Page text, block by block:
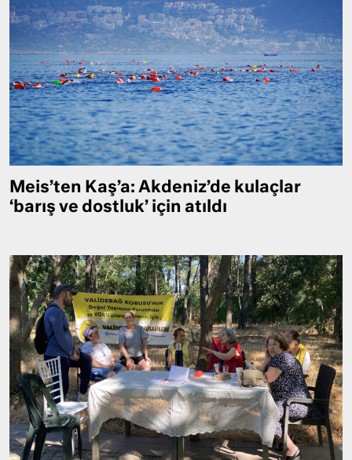
Meis’ten Kaş’a: Akdeniz’de kulaçlar
‘barış ve dostluk’ için atıldı